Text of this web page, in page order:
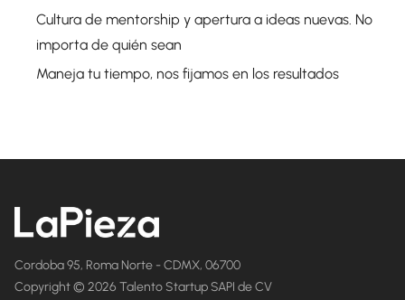
Cultura de mentorship y apertura a ideas nuevas. No
importa de quién sean
Maneja tu tiempo, nos fijamos en los resultados
Cordoba 95, Roma Norte - CDMX, 06700
Copyright © 2026 Talento Startup SAPI de CV